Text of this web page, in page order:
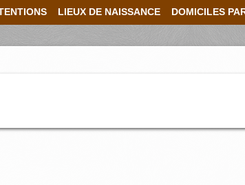
LIEUX DE NAISSANCE DOMICILES